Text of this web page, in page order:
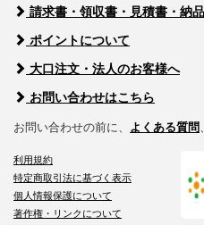
請求書・領収書・見積書・納
ポイントについて
大口注文・法人のお客様へ
お問い合わせはこちら
お問い合わせの前に、 よくある質問、
利用規約
特定商取引法に基づく表示
個人情報保護について
著作権・リンクについて